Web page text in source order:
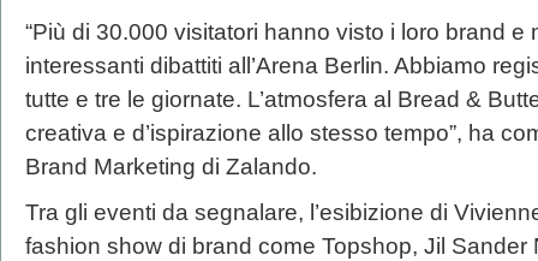
“Più di 30.000 visitatori hanno visto i loro brand
interessanti dibattiti all’Arena Berlin. Abbiamo
tutte e tre le giornate. L’atmosfera al Bread &
creativa e d’ispirazione allo stesso tempo”, ha
Brand Marketing di Zalando.
Tra gli eventi da segnalare, l’esibizione di
fashion show di brand come Topshop, Jil Sander